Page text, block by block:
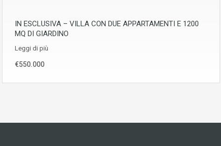
IN ESCLUSIVA – VILLA CON DUE APPARTAMENTI E 1200
MQ DI GIARDINO
Leggi di più
€550.000